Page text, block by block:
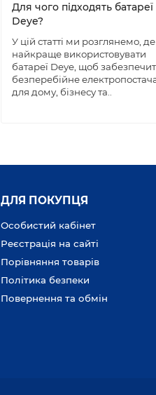
Для чого підходять батареї
Deye?
У цій статті ми розглянемо, де
найкраще використовувати
батареї Deye, щоб
безперебійне
для дому, бізнесу та..
ДЛЯ ПОКУПЦЯ
Особистий кабінет
Реєстрація на сайті
Порівняння товарів
Політика безпеки
Повернення та обмін